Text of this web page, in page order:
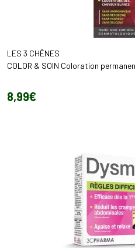
LES 3 CHÊNES
COLOR & SOIN Coloration
8,99€